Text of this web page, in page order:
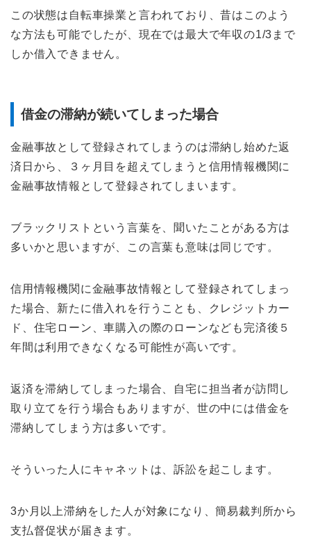
この状態は自転車操業と言われており、昔はこのよう
な方法も可能でしたが、現在では最大で年収の1/3まで
しか借入できません。
借金の滞納が続いてしまった場合
金融事故として登録されてしまうのは滞納し始めた返
済日から、３ヶ月目を超えてしまうと信用情報機関に
金融事故情報として登録されてしまいます。
ブラックリストという言葉を、聞いたことがある方は
多いかと思いますが、この言葉も意味は同じです。
信用情報機関に金融事故情報として登録されてしまっ
た場合、新たに借入れを行うことも、クレジットカー
ド、住宅ローン、車購入の際のローンなども完済後５
年間は利用できなくなる可能性が高いです。
返済を滞納してしまった場合、自宅に担当者が訪問し
取り立てを行う場合もありますが、世の中には借金を
滞納してしまう方は多いです。
そういった人にキャネットは、訴訟を起こします。
3か月以上滞納をした人が対象になり、簡易裁判所から
支払督促状が届きます。